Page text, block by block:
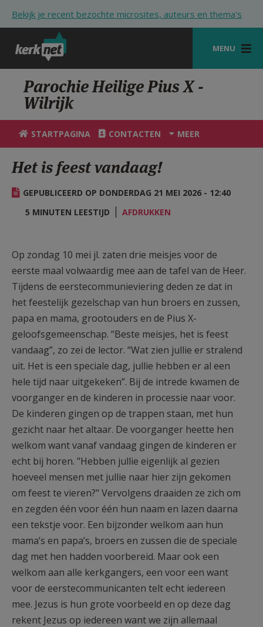
Bekijk je recent bezochte microsites, auteurs en thema's
MENU
STARTPAGINA
KERK
VIERINGEN
ZOEKEN
MIJN PAROCHIE
AANMELDEN OF REGISTREREN
Parochie Heilige Pius X -
Wilrijk
STARTPAGINA CONTACTEN MEER
Het is feest vandaag!
GEPUBLICEERD OP DONDERDAG 21 MEI 2026 - 12:40
5 MINUTEN LEESTIJD
AFDRUKKEN
Op zondag 10 mei jl. zaten drie meisjes voor de
eerste maal volwaardig mee aan de tafel van de Heer.
Tijdens de eerstecommunieviering deden ze dat in
het feestelijk gezelschap van hun broers en zussen,
papa en mama, grootouders en de Pius X-
geloofsgemeenschap. “Beste meisjes, het is feest
vandaag”, zo zei de lector. “Wat zien jullie er stralend
uit. Het is een speciale dag, jullie hebben er al een
hele tijd naar uitgekeken”. Bij de intrede kwamen de
voorganger en de kinderen in processie naar voor.
De kinderen gingen op de trappen staan, met hun
gezicht naar het altaar. De voorganger heette hen
welkom want vanaf vandaag gingen de kinderen er
echt bij horen. "Hebben jullie eigenlijk al gezien
hoeveel mensen met jullie naar hier zijn gekomen
om feest te vieren?" Vervolgens draaiden ze zich om
en zegden één voor één hun naam en lazen daarna
een tekstje voor. Een bijzonder welkom aan hun
mama’s en papa’s, broers en zussen die de speciale
dag met hen hadden voorbereid. Maar ook een
welkom aan alle kerkgangers, een voor een want
voor de eerstecommunicanten telt echt iedereen
mee. Jezus is hun grote voorbeeld en op deze dag
rekent Jezus op iedereen want we zijn allemaal